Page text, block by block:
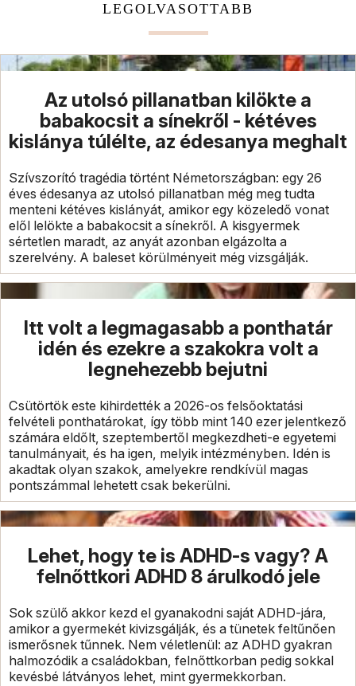
LEGOLVASOTTABB
Az utolsó pillanatban kilökte a
babakocsit a sínekről - kétéves
kislánya túlélte, az édesanya meghalt
Szívszorító tragédia történt Németországban: egy 26
éves édesanya az utolsó pillanatban még meg tudta
menteni kétéves kislányát, amikor egy közeledő vonat
elől lelökte a babakocsit a sínekről. A kisgyermek
sértetlen maradt, az anyát azonban elgázolta a
szerelvény. A baleset körülményeit még vizsgálják.
Itt volt a legmagasabb a ponthatár
idén és ezekre a szakokra volt a
legnehezebb bejutni
Csütörtök este kihirdették a 2026-os felsőoktatási
felvételi ponthatárokat, így több mint 140 ezer jelentkező
számára eldőlt, szeptembertől megkezdheti-e egyetemi
tanulmányait, és ha igen, melyik intézményben. Idén is
akadtak olyan szakok, amelyekre rendkívül magas
pontszámmal lehetett csak bekerülni.
Lehet, hogy te is ADHD-s vagy? A
felnőttkori ADHD 8 árulkodó jele
Sok szülő akkor kezd el gyanakodni saját ADHD-jára,
amikor a gyermekét kivizsgálják, és a tünetek feltűnően
ismerősnek tűnnek. Nem véletlenül: az ADHD gyakran
halmozódik a családokban, felnőttkorban pedig sokkal
kevésbé látványos lehet, mint gyermekkorban.